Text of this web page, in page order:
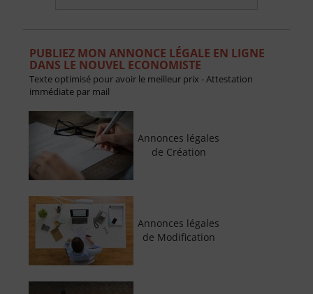
PUBLIEZ MON ANNONCE LÉGALE EN LIGNE
DANS LE NOUVEL ECONOMISTE
Texte optimisé pour avoir le meilleur prix - Attestation
immédiate par mail
Annonces légales
de Création
Annonces légales
de Modification